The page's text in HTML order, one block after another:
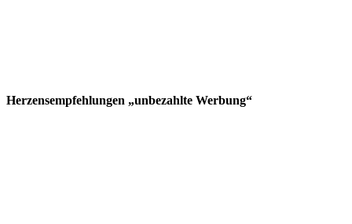
Herzensempfehlungen „unbezahlte Werbung“